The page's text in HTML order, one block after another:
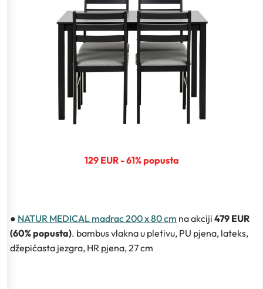
129 EUR - 61% popusta
● NATUR MEDICAL madrac 200 x 80 cm na akciji 479 EUR
(60% popusta). bambus vlakna u pletivu, PU pjena, lateks,
džepićasta jezgra, HR pjena, 27 cm